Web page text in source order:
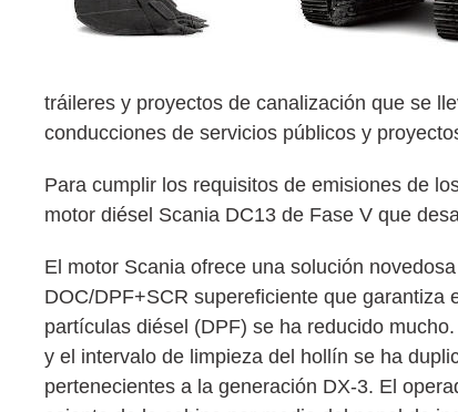
tráileres y proyectos de canalización que se
conducciones de servicios públicos y
Para cumplir los requisitos de emisiones de
motor diésel Scania DC13 de Fase V que
El motor Scania ofrece una solución
DOC/DPF+SCR supereficiente que
partículas diésel (DPF) se ha reducido
y el intervalo de limpieza del hollín se ha
pertenecientes a la generación DX-3. El